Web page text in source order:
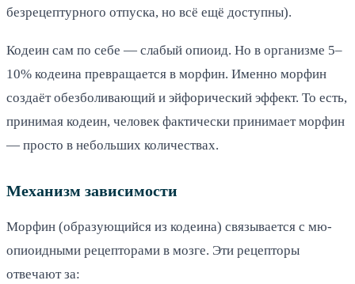
безрецептурного отпуска, но всё ещё доступны).
Кодеин сам по себе — слабый опиоид. Но в организме 5–
10% кодеина превращается в морфин. Именно морфин
создаёт обезболивающий и эйфорический эффект. То есть,
принимая кодеин, человек фактически принимает морфин
— просто в небольших количествах.
Механизм зависимости
Морфин (образующийся из кодеина) связывается с мю-
опиоидными рецепторами в мозге. Эти рецепторы
отвечают за: